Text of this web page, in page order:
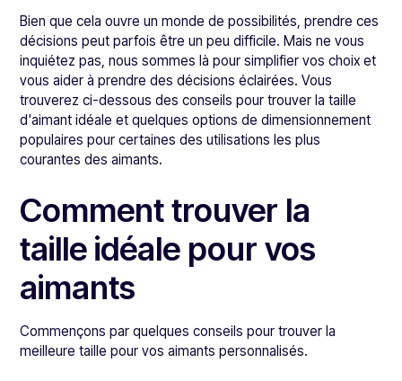
Bien que cela ouvre un monde de possibilités, prendre ces
décisions peut parfois être un peu difficile. Mais ne vous
inquiétez pas, nous sommes là pour simplifier vos choix et
vous aider à prendre des décisions éclairées. Vous
trouverez ci-dessous des conseils pour trouver la taille
d'aimant idéale et quelques options de dimensionnement
populaires pour certaines des utilisations les plus
courantes des aimants.
Comment trouver la
taille idéale pour vos
aimants
Commençons par quelques conseils pour trouver la
meilleure taille pour vos aimants personnalisés.